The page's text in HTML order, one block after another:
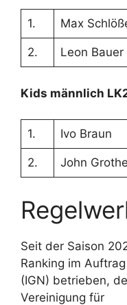
1. Max
2. Leon Bauer
Kids männlich
1. Ivo Braun
2. John Grothe
Seit der Saison
Ranking im
(IGN) betrieben,
Vereinigung für